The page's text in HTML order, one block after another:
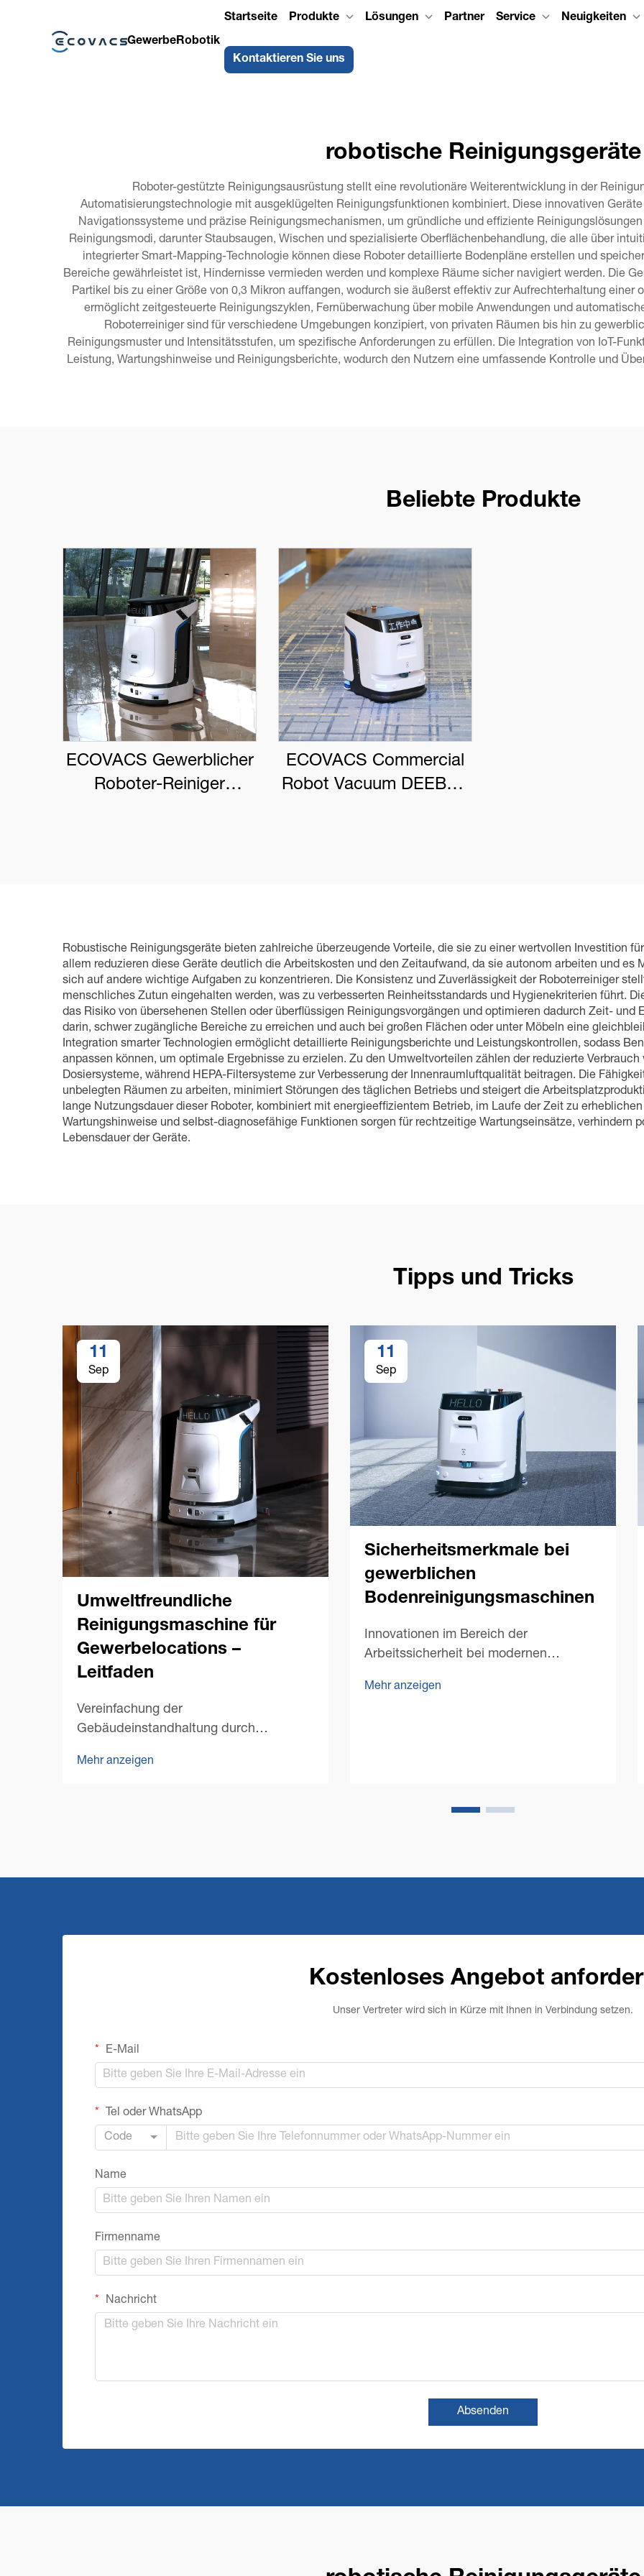
GewerbeRobotik
Startseite Produkte Lösungen Partner Service Neuigkeiten
Kontaktieren Sie uns
robotische Reinigungsgeräte
Roboter-gestützte Reinigungsausrüstung stellt eine revolutionäre Weiterentwicklung in der
Automatisierungstechnologie mit ausgeklügelten Reinigungsfunktionen kombiniert. Diese innovativen
Navigationssysteme und präzise Reinigungsmechanismen, um gründliche und effiziente
Reinigungsmodi, darunter Staubsaugen, Wischen und spezialisierte Oberflächenbehandlung, die alle über
integrierter Smart-Mapping-Technologie können diese Roboter detaillierte Bodenpläne erstellen und
Bereiche gewährleistet ist, Hindernisse vermieden werden und komplexe Räume sicher navigiert werden. Die
Partikel bis zu einer Größe von 0,3 Mikron auffangen, wodurch sie äußerst effektiv zur Aufrechterhaltung
ermöglicht zeitgesteuerte Reinigungszyklen, Fernüberwachung über mobile Anwendungen und
Roboterreiniger sind für verschiedene Umgebungen konzipiert, von privaten Räumen bis hin zu
Reinigungsmuster und Intensitätsstufen, um spezifische Anforderungen zu erfüllen. Die Integration von IoT-
Leistung, Wartungshinweise und Reinigungsberichte, wodurch den Nutzern eine umfassende Kontrolle und
Beliebte Produkte
ECOVACS Gewerblicher
Roboter-Reiniger
ECOVACS Commercial
Robot Vacuum DEEBOT
Robustische Reinigungsgeräte bieten zahlreiche überzeugende Vorteile, die sie zu einer wertvollen Investition
allem reduzieren diese Geräte deutlich die Arbeitskosten und den Zeitaufwand, da sie autonom arbeiten und es
sich auf andere wichtige Aufgaben zu konzentrieren. Die Konsistenz und Zuverlässigkeit der Roboterreiniger
menschliches Zutun eingehalten werden, was zu verbesserten Reinheitsstandards und Hygienekriterien führt.
das Risiko von übersehenen Stellen oder überflüssigen Reinigungsvorgängen und optimieren dadurch Zeit- und
darin, schwer zugängliche Bereiche zu erreichen und auch bei großen Flächen oder unter Möbeln eine
Integration smarter Technologien ermöglicht detaillierte Reinigungsberichte und Leistungskontrollen, sodass
anpassen können, um optimale Ergebnisse zu erzielen. Zu den Umweltvorteilen zählen der reduzierte
Dosiersysteme, während HEPA-Filtersysteme zur Verbesserung der Innenraumluftqualität beitragen. Die
unbelegten Räumen zu arbeiten, minimiert Störungen des täglichen Betriebs und steigert die
lange Nutzungsdauer dieser Roboter, kombiniert mit energieeffizientem Betrieb, im Laufe der Zeit zu
Wartungshinweise und selbst-diagnosefähige Funktionen sorgen für rechtzeitige Wartungseinsätze, verhindern
Lebensdauer der Geräte.
Tipps und Tricks
11
Sep
Umweltfreundliche
Reinigungsmaschine für
Gewerbelocations –
Leitfaden
Vereinfachung der
Gebäudeinstandhaltung durch
letzten Jahren hat sich das Bild der
Mehr anzeigen
11
Sep
Sicherheitsmerkmale bei
gewerblichen
Bodenreinigungsmaschinen
Innovationen im Bereich der
Arbeitssicherheit bei modernen
Weiterentwicklung der kommerziellen
Arbeitssicherheit eingeleitet haben...
Mehr anzeigen
Kostenloses Angebot
Unser Vertreter wird sich in Kürze mit Ihnen in Verbindung setzen.
E-Mail
Tel oder WhatsApp
Code
Name
Firmenname
Nachricht
Absenden